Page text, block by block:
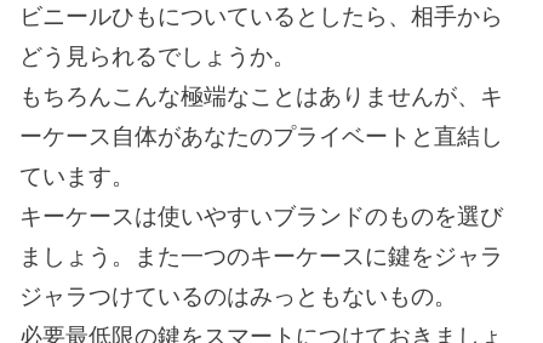
ビニールひもについているとしたら、相手から
どう見られるでしょうか。
もちろんこんな極端なことはありませんが、キ
ーケース自体があなたのプライベートと直結し
ています。
キーケースは使いやすいブランドのものを選び
ましょう。また一つのキーケースに鍵をジャラ
ジャラつけているのはみっともないもの。
必要最低限の鍵をスマートにつけておきましょ